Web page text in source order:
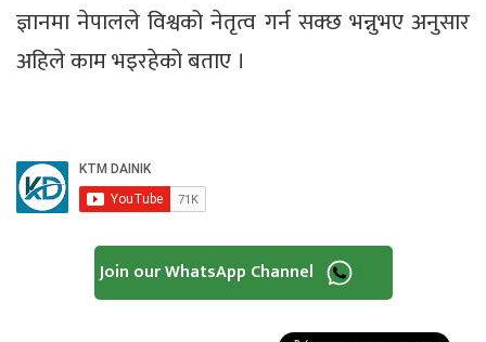
ज्ञानमा नेपालले विश्वको नेतृत्व गर्न सक्छ भन्नुभए अनुसार
अहिले काम भइरहेको बताए ।
Join our WhatsApp Channel